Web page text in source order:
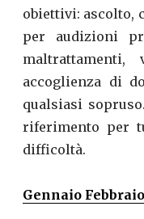
obiettivi: ascolto,
per audizioni
maltrattamenti,
accoglienza di
qualsiasi
riferimento per
difficoltà.
Gennaio